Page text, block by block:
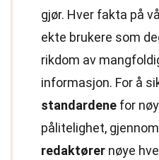
gjør. Hver fakta på
ekte brukere som
rikdom av
informasjon. For å
standardene for
pålitelighet,
redaktører nøye